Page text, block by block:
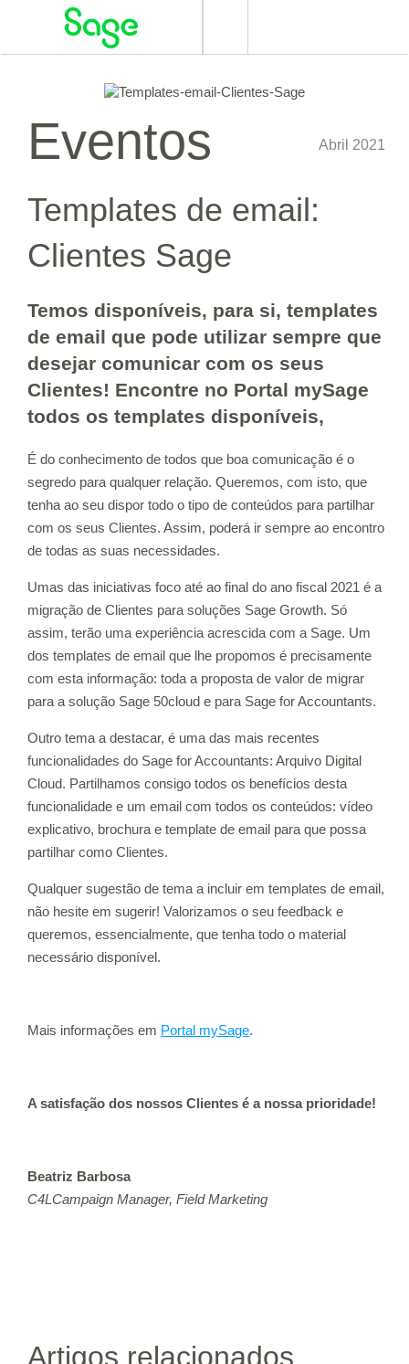
Alternar
navegação
Eventos Abril 2021
Templates de email:
Clientes Sage
Temos disponíveis, para si, templates
de email que pode utilizar sempre que
desejar comunicar com os seus
Clientes! Encontre no Portal mySage
todos os templates disponíveis,
É do conhecimento de todos que boa comunicação é o
segredo para qualquer relação. Queremos, com isto, que
tenha ao seu dispor todo o tipo de conteúdos para partilhar
com os seus Clientes. Assim, poderá ir sempre ao encontro
de todas as suas necessidades.
Umas das iniciativas foco até ao final do ano fiscal 2021 é a
migração de Clientes para soluções Sage Growth. Só
assim, terão uma experiência acrescida com a Sage. Um
dos templates de email que lhe propomos é precisamente
com esta informação: toda a proposta de valor de migrar
para a solução Sage 50cloud e para Sage for Accountants.
Outro tema a destacar, é uma das mais recentes
funcionalidades do Sage for Accountants: Arquivo Digital
Cloud. Partilhamos consigo todos os benefícios desta
funcionalidade e um email com todos os conteúdos: vídeo
explicativo, brochura e template de email para que possa
partilhar como Clientes.
Qualquer sugestão de tema a incluir em templates de email,
não hesite em sugerir! Valorizamos o seu feedback e
queremos, essencialmente, que tenha todo o material
necessário disponível.
Mais informações em Portal mySage.
A satisfação dos nossos Clientes é a nossa prioridade!
Beatriz Barbosa
C4LCampaign Manager, Field Marketing
Artigos relacionados